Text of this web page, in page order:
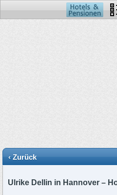
‹ Zurück
Ulrike Dellin in Hannover –